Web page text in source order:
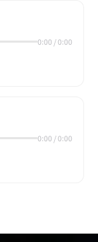
0:00 /0:00
0:00 /0:00